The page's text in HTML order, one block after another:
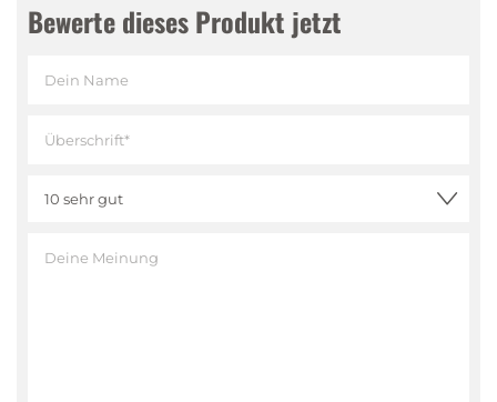
Bewerte dieses Produkt jetzt